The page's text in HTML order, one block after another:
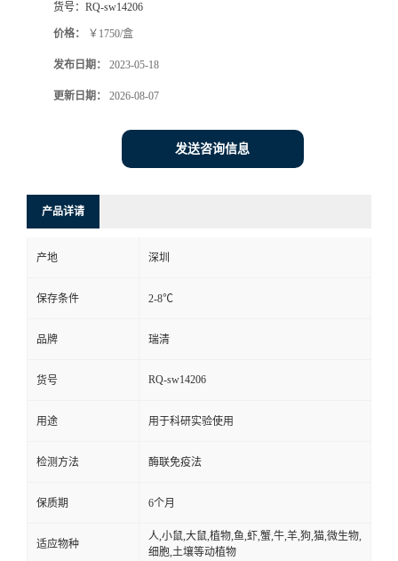
货号： RQ-sw14206
价格： ￥1750/盒
发布日期： 2023-05-18
更新日期： 2026-08-07
发送咨询信息
产品详请
产地 深圳
保存条件 2-8℃
品牌 瑞清
货号 RQ-sw14206
用途 用于科研实验使用
检测方法 酶联免疫法
保质期 6个月
适应物种
人,小鼠,大鼠,植物,鱼,虾,蟹,牛,羊,狗,猫,微生物,
细胞,土壤等动植物